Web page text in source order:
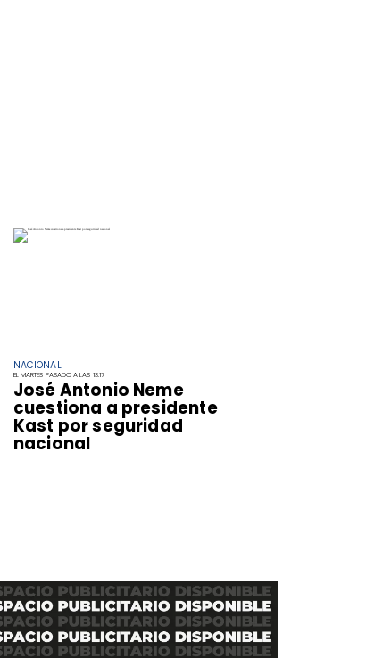
NACIONAL
EL MARTES PASADO A LAS 13:17
José Antonio Neme
cuestiona a presidente
Kast por seguridad
nacional